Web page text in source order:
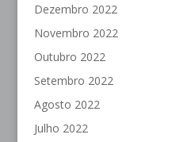
Dezembro 2022
Novembro 2022
Outubro 2022
Setembro 2022
Agosto 2022
Julho 2022